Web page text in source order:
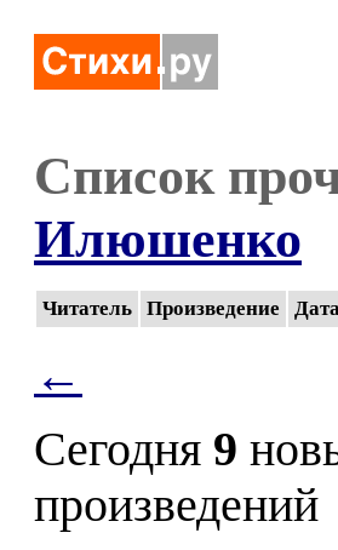
Список
Илюшенко
Читатель Произведение
←
Сегодня 9
произведений